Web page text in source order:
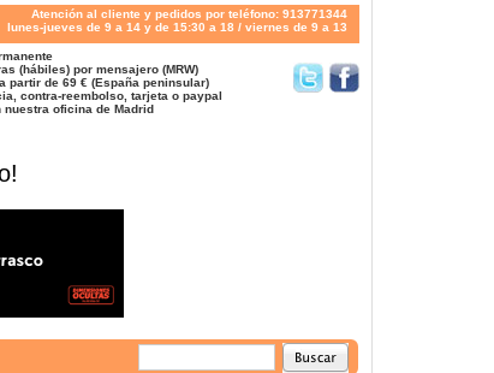
Atención al cliente y pedidos por teléfono: 913771344
lunes-jueves de 9 a 14 y de 15:30 a 18 / viernes de 9 a 13
(hábiles) por mensajero (MRW)
partir de 69 € (España peninsular)
contra-reembolso, tarjeta o paypal
nuestra oficina de Madrid